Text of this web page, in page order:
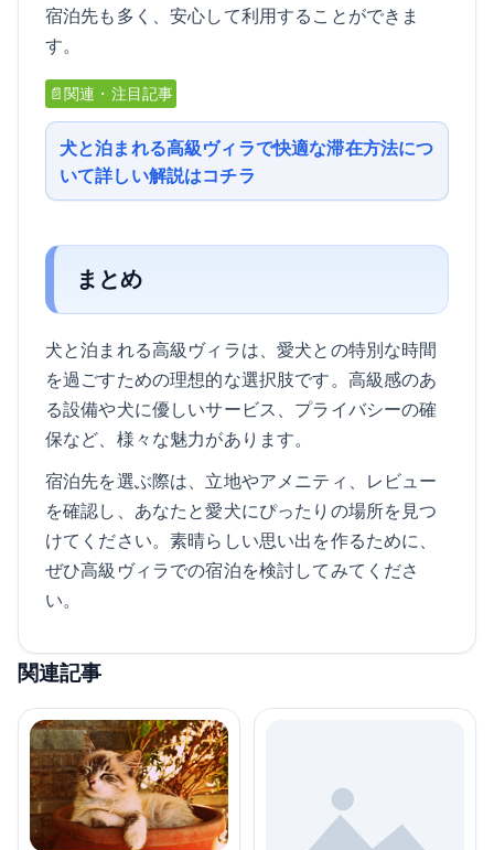
宿泊先も多く、安心して利用することができま
す。
📄関連・注目記事
犬と泊まれる高級ヴィラで快適な滞在方法につ
いて詳しい解説はコチラ
まとめ
犬と泊まれる高級ヴィラは、愛犬との特別な時間
を過ごすための理想的な選択肢です。高級感のあ
る設備や犬に優しいサービス、プライバシーの確
保など、様々な魅力があります。
宿泊先を選ぶ際は、立地やアメニティ、レビュー
を確認し、あなたと愛犬にぴったりの場所を見つ
けてください。素晴らしい思い出を作るために、
ぜひ高級ヴィラでの宿泊を検討してみてくださ
い。
関連記事